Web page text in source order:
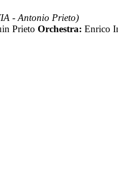
- Antonio Prieto)
Prieto Orchestra: Enrico